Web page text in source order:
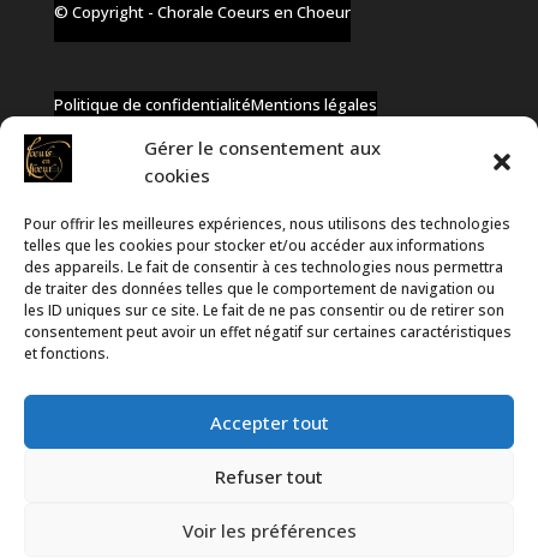
Gérer le consentement aux
cookies
Pour offrir les meilleures expériences, nous utilisons des technologies
telles que les cookies pour stocker et/ou accéder aux informations
des appareils. Le fait de consentir à ces technologies nous permettra
de traiter des données telles que le comportement de navigation ou
les ID uniques sur ce site. Le fait de ne pas consentir ou de retirer son
consentement peut avoir un effet négatif sur certaines caractéristiques
et fonctions.
Accepter tout
Refuser tout
Voir les préférences
© Copyright - Chorale Coeurs en Choeur
Politique de confidentialitéMentions légales
✆ +32 477 91 58 46
✉ infos@coeurs-en-choeur.be
Toute proposition de partenariat en développement sera